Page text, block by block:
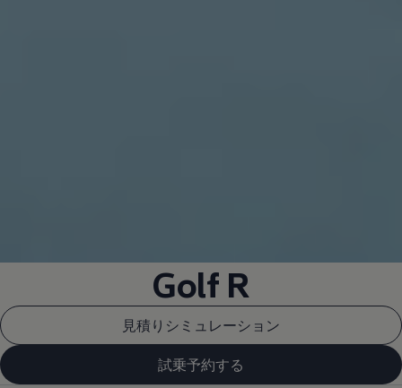
Golf R
見積りシミュレーション
試乗予約する